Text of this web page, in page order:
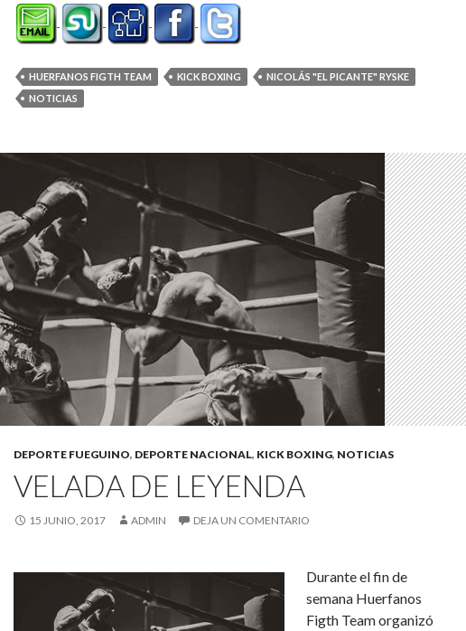
HUERFANOS FIGTH TEAM KICK BOXING
NICOLÁS "EL PICANTE" RYSKE
NOTICIAS
DEPORTE FUEGUINO, DEPORTE NACIONAL, KICK BOXING, NOTICIAS
VELADA DE LEYENDA
15 JUNIO, 2017 ADMIN DEJA UN COMENTARIO
Durante el fin de
semana Huerfanos
Figth Team organizó